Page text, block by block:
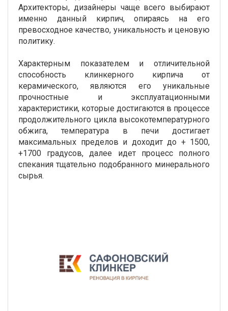
Архитекторы, дизайнеры чаще всего выбирают
именно данный кирпич, опираясь на его
превосходное качество, уникальность и ценовую
политику.
Характерным показателем и отличительной
способность клинкерного кирпича от
керамического, являются его уникальные
прочностные и эксплуатационными
характеристики, которые достигаются в процессе
продолжительного цикла высокотемпературного
обжига, температура в печи достигает
максимальных пределов и доходит до + 1500,
+1700 градусов, далее идет процесс полного
спекания тщательно подобранного минерального
сырья.